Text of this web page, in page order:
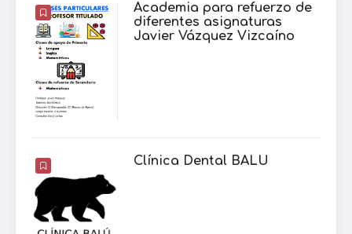
Academia para refuerzo de
diferentes asignaturas
Javier Vázquez Vizcaíno
Clínica Dental BALU